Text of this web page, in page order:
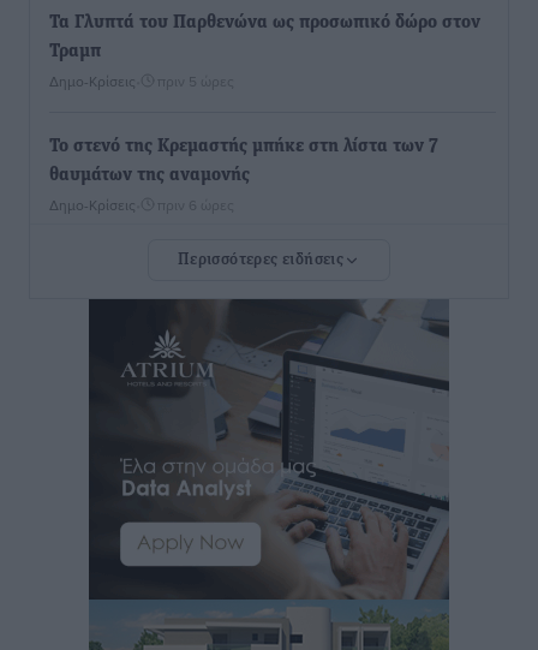
Τα Γλυπτά του Παρθενώνα ως προσωπικό δώρο στον
Τραμπ
Δημο-Κρίσεις πριν 5 ώρες
Το στενό της Κρεμαστής μπήκε στη λίστα των 7
θαυμάτων της αναμονής
Δημο-Κρίσεις πριν 6 ώρες
ΣΕΤΕ: Σημαντική θεσμική εξέλιξη η ΚΥΑ για το ΕΧΠ
για τον τουρισμό
πριν 6 ώρες
Γ. Χατζημάρκος: “Δύο μεγάλες δεσμεύσεις
Γεωργιάδη” – Κίνητρα για τους γιατρούς των νησιών
και συνεργασία Ρόδου με το Αττικόν για το
Ακτινοθεραπευτικό
Σούπερ μάρκετ: Διευρύνεται η εθνική πρωτοβουλία
για τις τιμές – Eρχονται νέες συμμετοχές εταιρειών
πριν 6 ώρες
Περισσότερες ειδήσεις